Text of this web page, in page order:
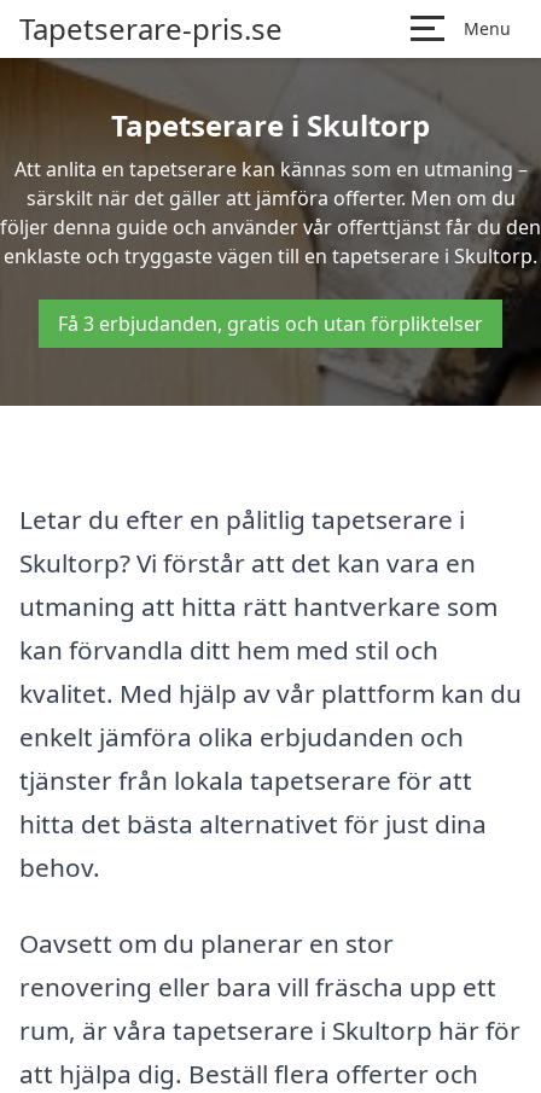
Tapetserare-pris.se Menu
Tapetserare i Skultorp
Att anlita en tapetserare kan kännas som en utmaning –
särskilt när det gäller att jämföra offerter. Men om du
följer denna guide och använder vår offerttjänst får du den
enklaste och tryggaste vägen till en tapetserare i Skultorp.
Få 3 erbjudanden, gratis och utan förpliktelser
Letar du efter en pålitlig tapetserare i
Skultorp? Vi förstår att det kan vara en
utmaning att hitta rätt hantverkare som
kan förvandla ditt hem med stil och
kvalitet. Med hjälp av vår plattform kan du
enkelt jämföra olika erbjudanden och
tjänster från lokala tapetserare för att
hitta det bästa alternativet för just dina
behov.
Oavsett om du planerar en stor
renovering eller bara vill fräscha upp ett
rum, är våra tapetserare i Skultorp här för
att hjälpa dig. Beställ flera offerter och